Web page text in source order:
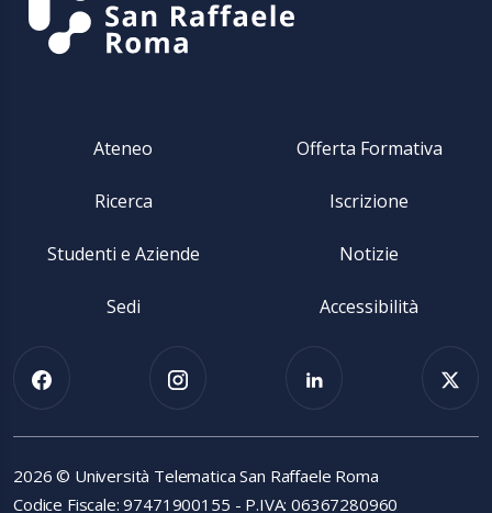
Ateneo Offerta Formativa
Ricerca Iscrizione
Studenti e Aziende Notizie
Sedi Accessibilità
2026 © Università Telematica San Raffaele Roma
Codice Fiscale: 97471900155 - P.IVA: 06367280960